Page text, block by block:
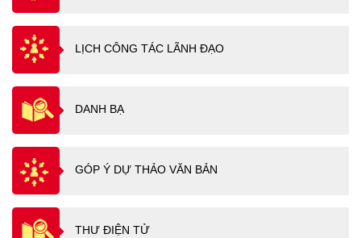
LỊCH CÔNG TÁC LÃNH ĐẠO
DANH BẠ
GÓP Ý DỰ THẢO VĂN BẢN
THƯ ĐIỆN TỬ